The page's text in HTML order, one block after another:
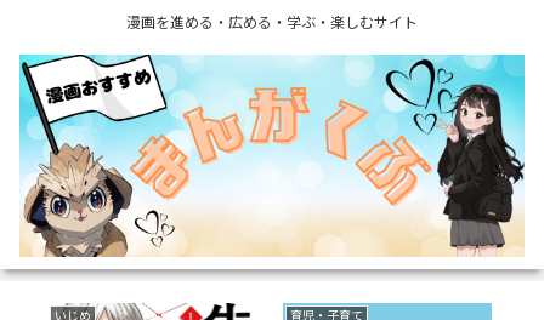
漫画を進める・広める・学ぶ・楽しむサイト
サスペンス ファンタジー